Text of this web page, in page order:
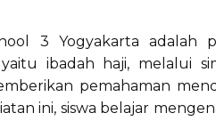
3 Yogyakarta adalah
ibadah haji, melalui
pemahaman
ini, siswa belajar